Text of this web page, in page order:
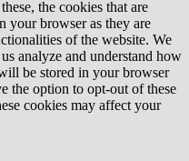
the cookies that are
your browser as they are
of the website. We
analyze and understand how
be stored in your browser
the option to opt-out of these
cookies may affect your